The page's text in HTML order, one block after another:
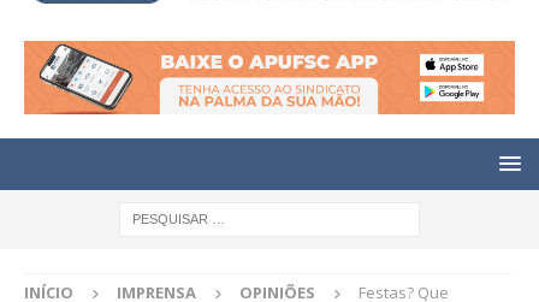
INÍCIO IMPRENSA OPINIÕES
Festas? Que